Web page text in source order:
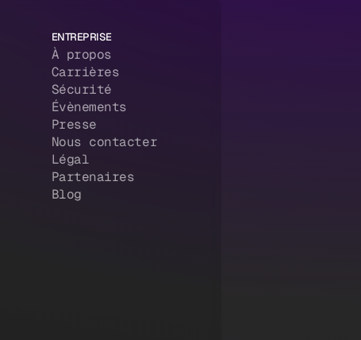
ENTREPRISE
À propos
Carrières
Sécurité
Évènements
Presse
Nous contacter
Légal
Partenaires
Blog